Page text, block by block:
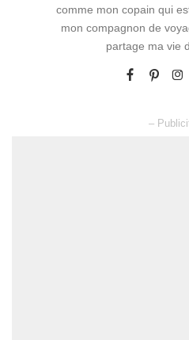
comme mon copain qui
mon compagnon de
partage ma vie
–